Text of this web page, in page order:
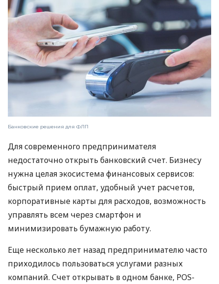
Банковские решения для ФЛП
Для современного предпринимателя
недостаточно открыть банковский счет. Бизнесу
нужна целая экосистема финансовых сервисов:
быстрый прием оплат, удобный учет расчетов,
корпоративные карты для расходов, возможность
управлять всем через смартфон и
минимизировать бумажную работу.
Еще несколько лет назад предпринимателю часто
приходилось пользоваться услугами разных
компаний. Счет открывать в одном банке, POS-